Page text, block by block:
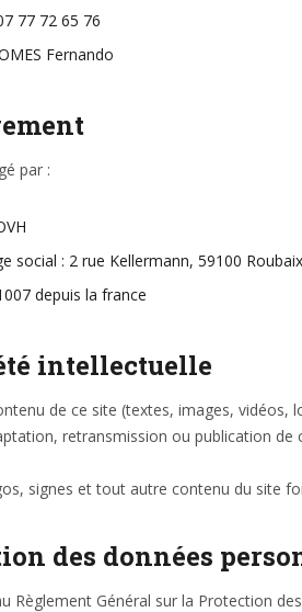
77 72 65 76
Fernando
par :
social : 2 rue Kellermann, 59100
depuis la france
intellectuelle
de ce site (textes, images,
retransmission ou publication de
signes et tout autre contenu du site
des données
Règlement Général sur la Protection